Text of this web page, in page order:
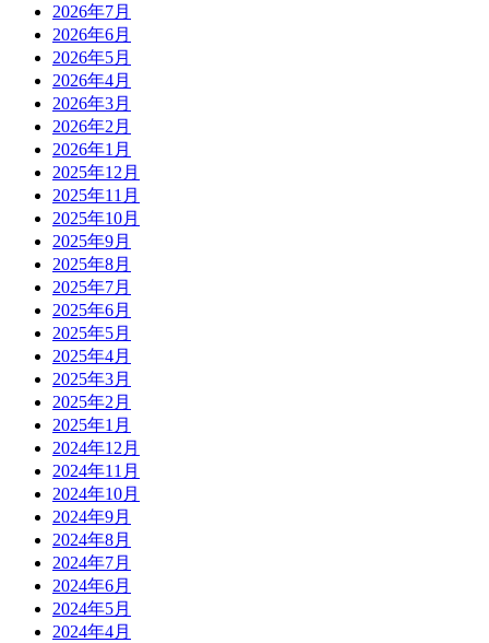
2026年7月
2026年6月
2026年5月
2026年4月
2026年3月
2026年2月
2026年1月
2025年12月
2025年11月
2025年10月
2025年9月
2025年8月
2025年7月
2025年6月
2025年5月
2025年4月
2025年3月
2025年2月
2025年1月
2024年12月
2024年11月
2024年10月
2024年9月
2024年8月
2024年7月
2024年6月
2024年5月
2024年4月